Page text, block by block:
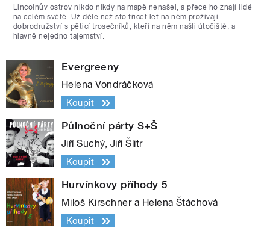
Lincolnův ostrov nikdo nikdy na mapě nenašel, a přece ho znají lidé
na celém světě. Už déle než sto třicet let na něm prožívají
dobrodružství s pěticí trosečníků, kteří na něm našli útočiště, a
hlavně nejedno tajemství.
Evergreeny
Helena Vondráčková
Koupit
Půlnoční párty S+Š
Jiří Suchý, Jiří Šlitr
Koupit
Hurvínkovy příhody 5
Miloš Kirschner a Helena Štáchová
Koupit